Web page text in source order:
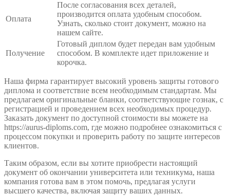
Оплата
После согласования всех деталей,
производится оплата удобным способом.
Узнать, сколько стоит документ, можно на
нашем сайте.
Получение
Готовый диплом будет передан вам удобным
способом. В комплекте идет приложение и
корочка.
Наша фирма гарантирует высокий уровень защиты готового
диплома и соответствие всем необходимым стандартам. Мы
предлагаем оригинальные бланки, соответствующие гознак, с
регистрацией и проведением всех необходимых процедур.
Заказать документ по доступной стоимости вы можете на
https://aurus-diploms.com, где можно подробнее ознакомиться с
процессом покупки и проверить работу по защите интересов
клиентов.
Таким образом, если вы хотите приобрести настоящий
документ об окончании университета или техникума, наша
компания готова вам в этом помочь, предлагая услуги
высшего качества, включая защиту ваших данных.